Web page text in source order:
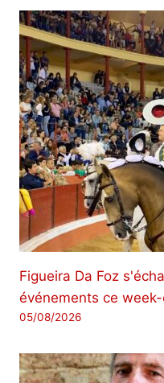
Figueira Da Foz
événements ce
05/08/2026